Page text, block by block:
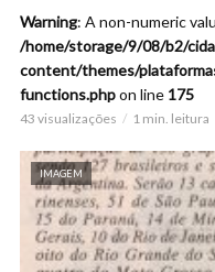
Warning: A non-numeric
/home/storage/9/08/b2/
content/themes/
functions.phpon line 175
43 visualizações 1 min. leitura
IMAGEM